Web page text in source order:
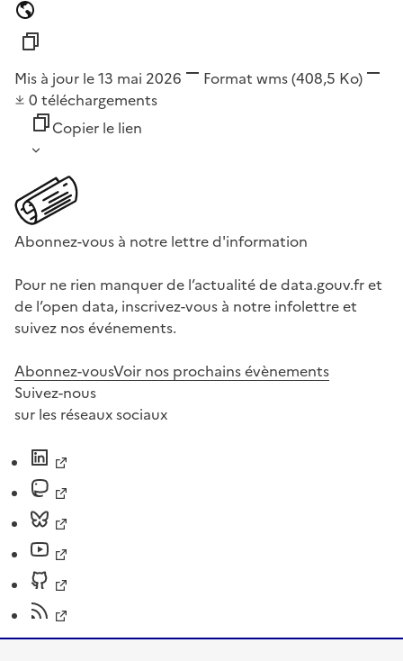
Mis à jour le 13 mai 2026 Format wms(408,5 Ko)
0 téléchargements
Copier le lien
Abonnez-vous à notre lettre d'information
Pour ne rien manquer de l’actualité de data.gouv.fr et
de l’open data, inscrivez-vous à notre infolettre et
suivez nos événements.
Abonnez-vousVoir nos prochains évènements
Suivez-nous
sur les réseaux sociaux